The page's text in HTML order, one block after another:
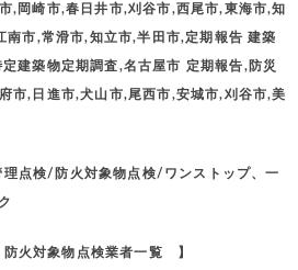
,岡崎市,春日井市,刈谷市,西尾市,東海市,知
南市,常滑市,知立市,半田市,定期報告 建築
建築物定期調査,名古屋市 定期報告,防災
市,日進市,犬山市,尾西市,安城市,刈谷市,美
点検/防火対象物点検/ワンストップ、一
火対象物点検業者一覧 】